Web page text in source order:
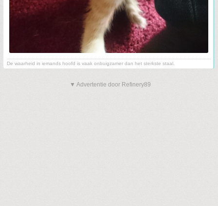
De waarheid in iemands hoofd is vaak onbuigzamer dan het sterkste staal.
▼ Advertentie door Refinery89